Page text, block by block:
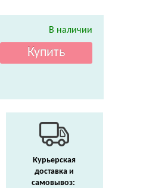
В наличии
Курьерская
доставка и
самовывоз: